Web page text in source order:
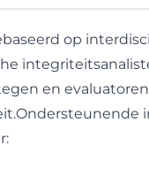
op
en